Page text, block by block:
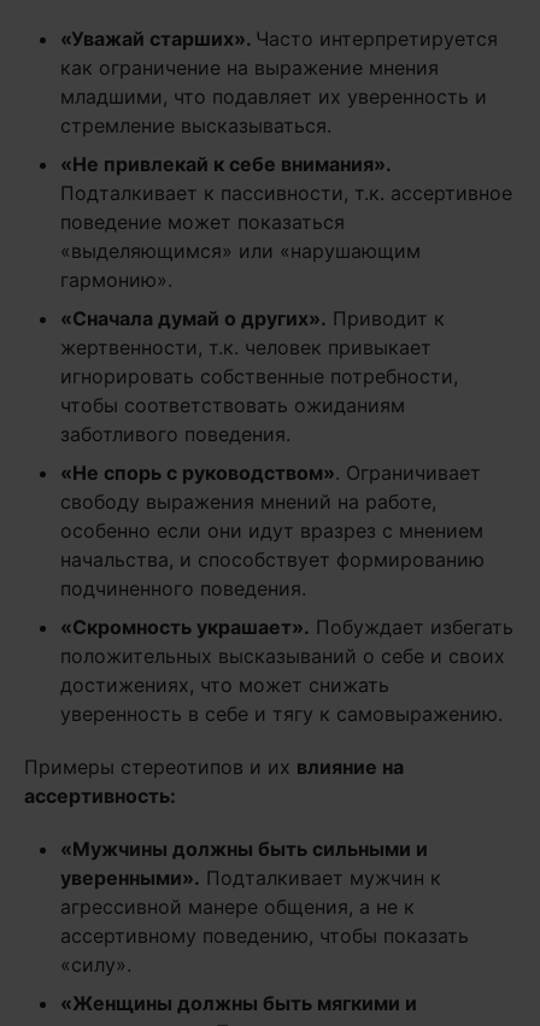
«Уважай старших». Часто интерпретируется
как ограничение на выражение мнения
младшими, что подавляет их уверенность и
стремление высказываться.
«Не привлекай к себе внимания».
Подталкивает к пассивности, т.к. ассертивное
поведение может показаться
«выделяющимся» или «нарушающим
гармонию».
«Сначала думай о других». Приводит к
жертвенности, т.к. человек привыкает
игнорировать собственные потребности,
чтобы соответствовать ожиданиям
заботливого поведения.
«Не спорь с руководством». Ограничивает
свободу выражения мнений на работе,
особенно если они идут вразрез с мнением
начальства, и способствует формированию
подчиненного поведения.
«Скромность украшает». Побуждает избегать
положительных высказываний о себе и своих
достижениях, что может снижать
уверенность в себе и тягу к самовыражению.
Примеры стереотипов и их влияние на
ассертивность:
«Мужчины должны быть сильными и
уверенными». Подталкивает мужчин к
агрессивной манере общения, а не к
ассертивному поведению, чтобы показать
«силу».
«Женщины должны быть мягкими и